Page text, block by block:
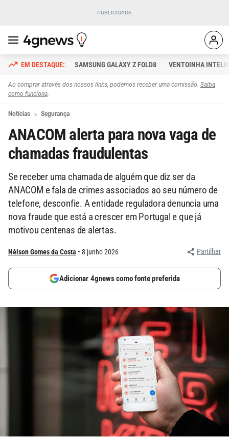
SAMSUNG GALAXY Z FOLD8 VENTOINHA
Ao comprar através dos nossos links, podemos receber uma comissão. Saiba
como funciona.
Notícias Segurança
ANACOM alerta para nova vaga de
chamadas fraudulentas
Se receber uma chamada de alguém que diz ser da
ANACOM e fala de crimes associados ao seu número de
telefone, desconfie. A entidade reguladora denuncia uma
nova fraude que está a crescer em Portugal e que já
motivou centenas de alertas.
Nélson Gomes da Costa 8 junho 2026 Partilhar
Adicionar 4gnews como fonte preferida